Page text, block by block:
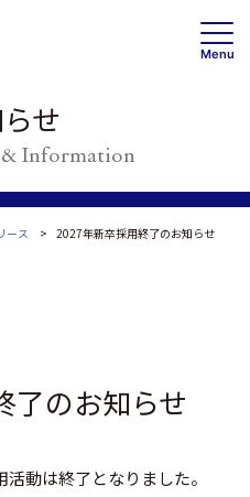
Menu
動産ソリューション事業
ジ
案内
せ
& Information
ース 2027年新卒採用終了のお知らせ
了のお知らせ
動は終了となりました。